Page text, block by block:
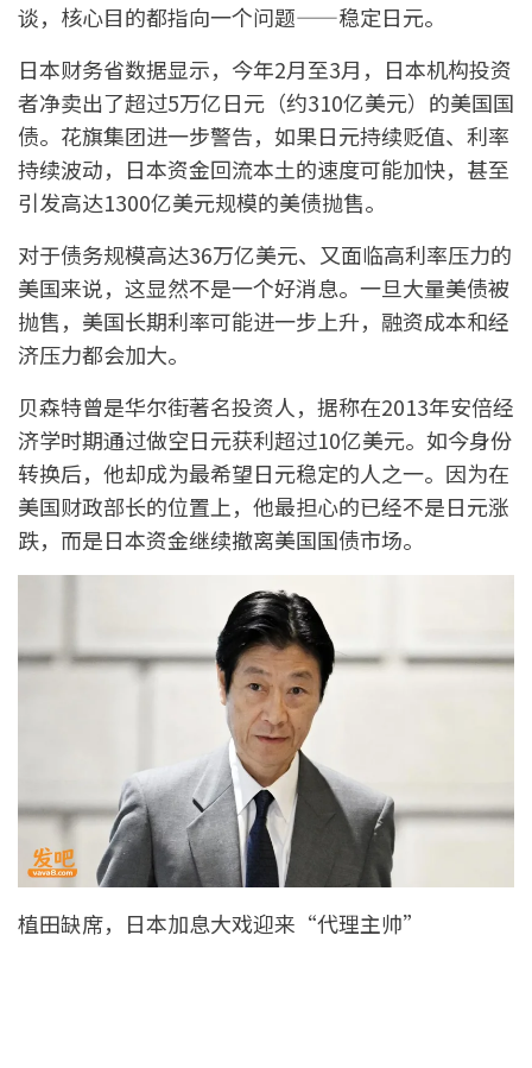
谈，核心目的都指向一个问题——稳定日元。
日本财务省数据显示，今年2月至3月，日本机构投资
者净卖出了超过5万亿日元（约310亿美元）的美国国
债。花旗集团进一步警告，如果日元持续贬值、利率
持续波动，日本资金回流本土的速度可能加快，甚至
引发高达1300亿美元规模的美债抛售。
对于债务规模高达36万亿美元、又面临高利率压力的
美国来说，这显然不是一个好消息。一旦大量美债被
抛售，美国长期利率可能进一步上升，融资成本和经
济压力都会加大。
贝森特曾是华尔街著名投资人，据称在2013年安倍经
济学时期通过做空日元获利超过10亿美元。如今身份
转换后，他却成为最希望日元稳定的人之一。因为在
美国财政部长的位置上，他最担心的已经不是日元涨
跌，而是日本资金继续撤离美国国债市场。
植田缺席，日本加息大戏迎来“代理主帅”